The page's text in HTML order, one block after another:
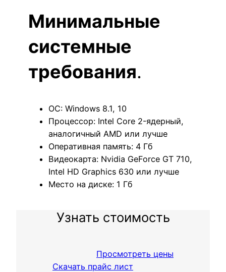
Минимальные
системные
требования.
ОС: Windows 8.1, 10
Процессор: Intel Core 2-ядерный,
аналогичный AMD или лучше
Оперативная память: 4 Гб
Видеокарта: Nvidia GeForce GT 710,
Intel HD Graphics 630 или лучше
Место на диске: 1 Гб
Узнать стоимость
Просмотреть цены
Скачать прайс лист